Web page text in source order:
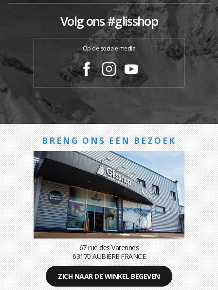
Volg ons #glisshop
Op de sociale media
BRENG ONS EEN BEZOEK
67 rue des Varennes
63170 AUBIÈRE FRANCE
ZICH NAAR DE WINKEL BEGEVEN